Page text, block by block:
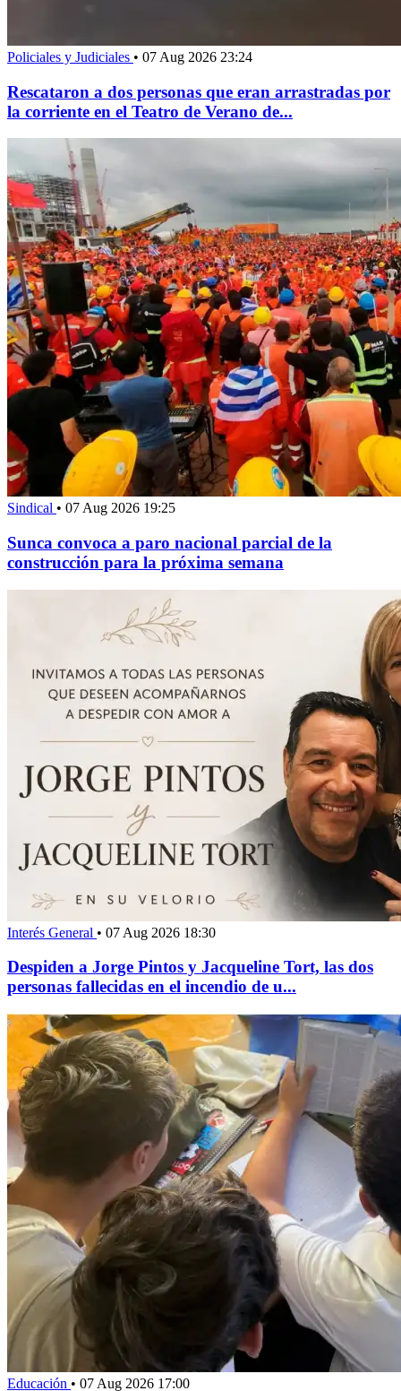
Policiales y Judiciales • 07 Aug 2026 23:24
Rescataron a dos personas que eran arrastradas por
la corriente en el Teatro de Verano de...
Sindical • 07 Aug 2026 19:25
Sunca convoca a paro nacional parcial de la
construcción para la próxima semana
Interés General • 07 Aug 2026 18:30
Despiden a Jorge Pintos y Jacqueline Tort, las dos
personas fallecidas en el incendio de u...
Educación • 07 Aug 2026 17:00